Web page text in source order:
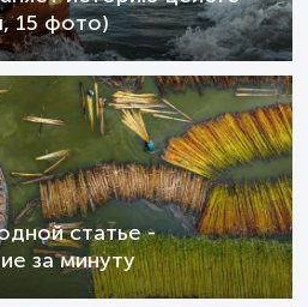
15 фото)
статье -
за минуту